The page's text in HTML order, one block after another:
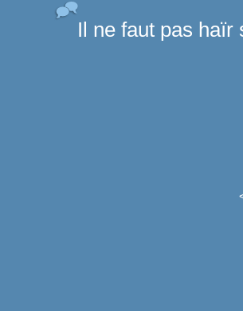
Il ne faut pas haïr